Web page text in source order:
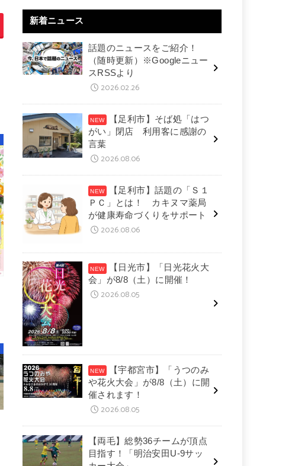
新着ニュース
話題のニュースをご紹介！
（随時更新）※Googleニュー
スRSSより
2026.02.26
【足利市】そば処「はつ
がい」閉店 利用客に感謝の
言葉
2026.08.06
【足利市】話題の「Ｓ１
ＰＣ」とは！ カキヌマ薬局
が健康寿命づくりをサポート
2026.08.06
【日光市】「日光花火大
会」が8/8（土）に開催！
2026.08.05
【宇都宮市】「うつのみ
や花火大会」が8/8（土）に開
催されます！
2026.08.05
【両毛】総勢36チームが頂点
目指す！「明治安田U-9サッ